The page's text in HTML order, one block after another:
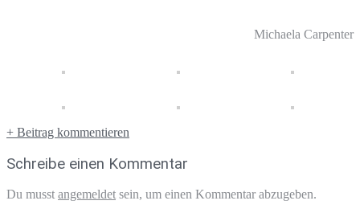
Michaela Carpenter
+ Beitrag kommentieren
Schreibe einen Kommentar
Du musst angemeldet sein, um einen Kommentar abzugeben.